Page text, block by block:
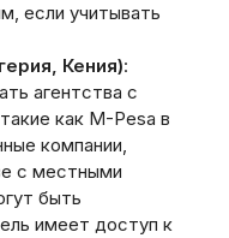
если учитывать
Кения):
агентства с
как M-Pesa в
компании,
с местными
быть
имеет доступ к